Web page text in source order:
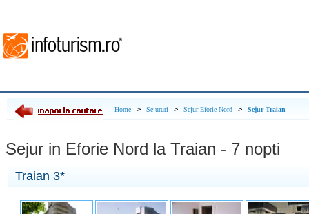
Home > Sejururi > Sejur Eforie Nord > Sejur Traian
Sejur in Eforie Nord la Traian - 7 nopti
Traian 3*